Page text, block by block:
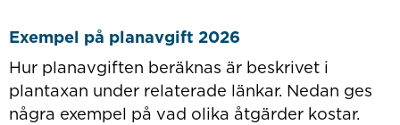
Exempel på planavgift 2026
Hur planavgiften beräknas är beskrivet i
plantaxan under relaterade länkar. Nedan ges
några exempel på vad olika åtgärder kostar.